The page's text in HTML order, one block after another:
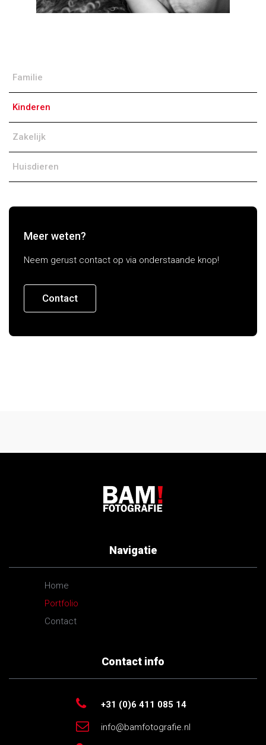
Familie
Kinderen
Zakelijk
Huisdieren
Meer weten?
Neem gerust contact op via onderstaande knop!
Contact
Navigatie
Home
Portfolio
Contact
Contact info
+31 (0)6 411 085 14
info@bamfotografie.nl